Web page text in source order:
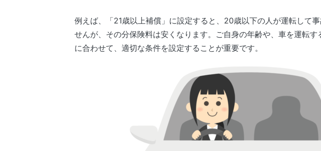
例えば、「21歳以上補償」に設定すると、20歳以下の人が運転して
せんが、その分保険料は安くなります。ご自身の年齢や、車を運転
に合わせて、適切な条件を設定することが重要です。